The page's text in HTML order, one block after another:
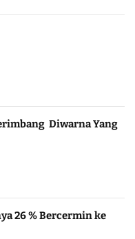
Diwarna Yang
26 % Bercermin ke